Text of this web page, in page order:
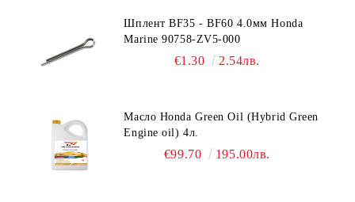
Шплент BF35 - BF60 4.0мм Honda
Marine 90758-ZV5-000
€1.30 2.54лв.
Масло Honda Green Oil (Hybrid Green
Engine oil) 4л.
€99.70 195.00лв.